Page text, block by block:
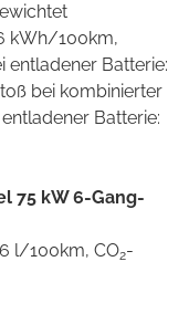
kWh/100km,
entladener Batterie:
bei kombinierter
Batterie:
75 kW 6-Gang-
l/100km, CO2-